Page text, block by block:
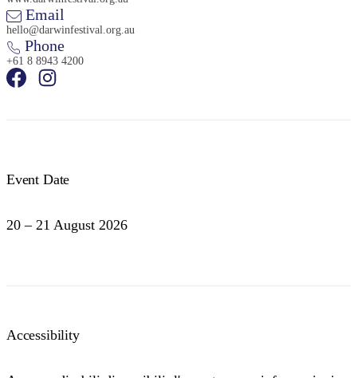
Email
hello@darwinfestival.org.au
Phone
+61 8 8943 4200
Event Date
20 – 21 August 2026
Accessibility